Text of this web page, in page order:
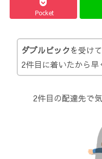
Pocket
ダブルピックを受け
2件目に着いたから
2件目の配達先で